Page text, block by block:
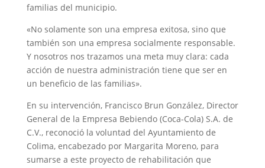
familias del municipio.
«No solamente son una empresa exitosa, sino que
también son una empresa socialmente responsable.
Y nosotros nos trazamos una meta muy clara: cada
acción de nuestra administración tiene que ser en
un beneficio de las familias».
En su intervención, Francisco Brun González, Director
General de la Empresa Bebiendo (Coca-Cola) S.A. de
C.V., reconoció la voluntad del Ayuntamiento de
Colima, encabezado por Margarita Moreno, para
sumarse a este proyecto de rehabilitación que